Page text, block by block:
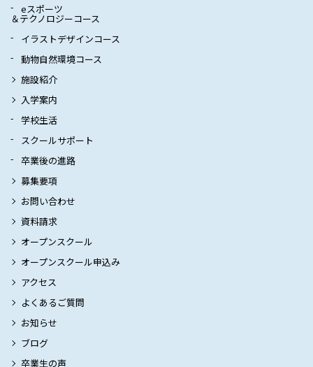
eスポーツ
＆テクノロジーコース
イラストデザインコース
動物自然環境コース
施設紹介
入学案内
学校生活
スクールサポート
卒業後の進路
募集要項
お問い合わせ
資料請求
オープンスクール
オープンスクール申込み
アクセス
よくあるご質問
お知らせ
ブログ
卒業生の声